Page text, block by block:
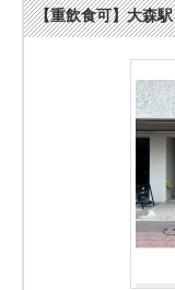
【重飲食可】大森